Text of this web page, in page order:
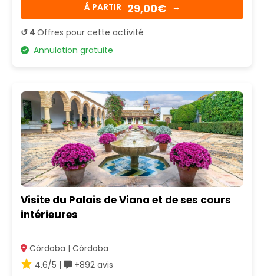
Á PARTIR 29,00€ →
↺ 4 Offres pour cette activité
Annulation gratuite
Visite du Palais de Viana et de ses cours
intérieures
Córdoba | Córdoba
4.6/5 |
+892 avis